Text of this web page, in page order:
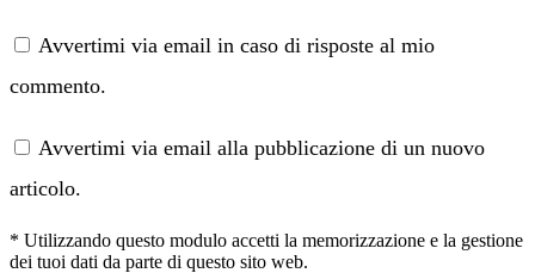
Avvertimi via email in caso di risposte al mio
commento.
Avvertimi via email alla pubblicazione di un nuovo
articolo.
* Utilizzando questo modulo accetti la memorizzazione e la gestione
dei tuoi dati da parte di questo sito web.